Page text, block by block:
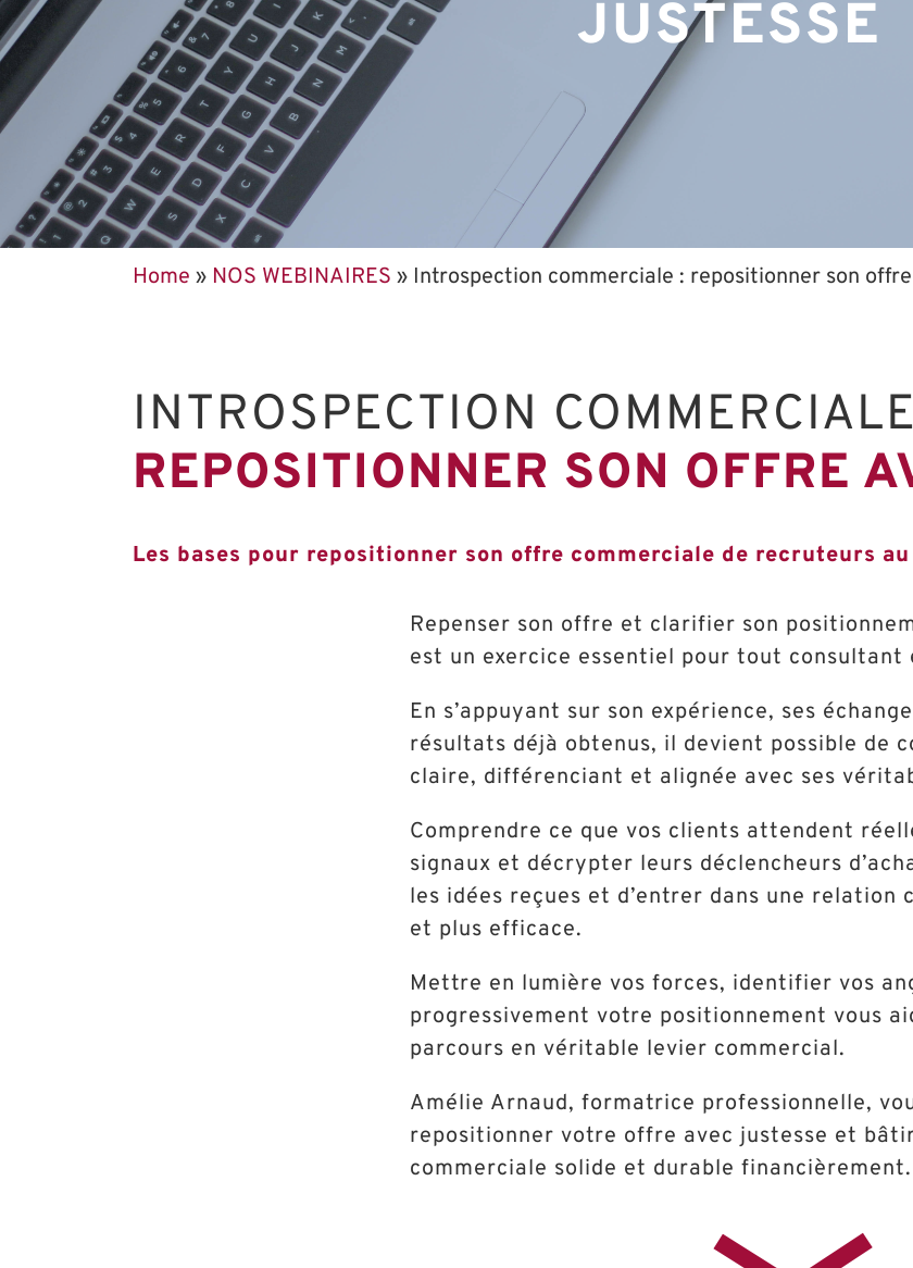
JUSTESSE
Home » NOS WEBINAIRES » Introspection commerciale : repositionner son
INTROSPECTION
REPOSITIONNER SON OFFRE
Les bases pour repositionner son offre commerciale de recruteurs
Repenser son offre et clarifier son
est un exercice essentiel pour tout consultant
En s’appuyant sur son expérience, ses
résultats déjà obtenus, il devient possible de
claire, différenciant et alignée avec ses
Comprendre ce que vos clients attendent
signaux et décrypter leurs déclencheurs
les idées reçues et d’entrer dans une relation
et plus efficace.
Mettre en lumière vos forces, identifier vos
progressivement votre positionnement vous
parcours en véritable levier commercial.
Amélie Arnaud, formatrice professionnelle,
repositionner votre offre avec justesse et
commerciale solide et durable financièrement.